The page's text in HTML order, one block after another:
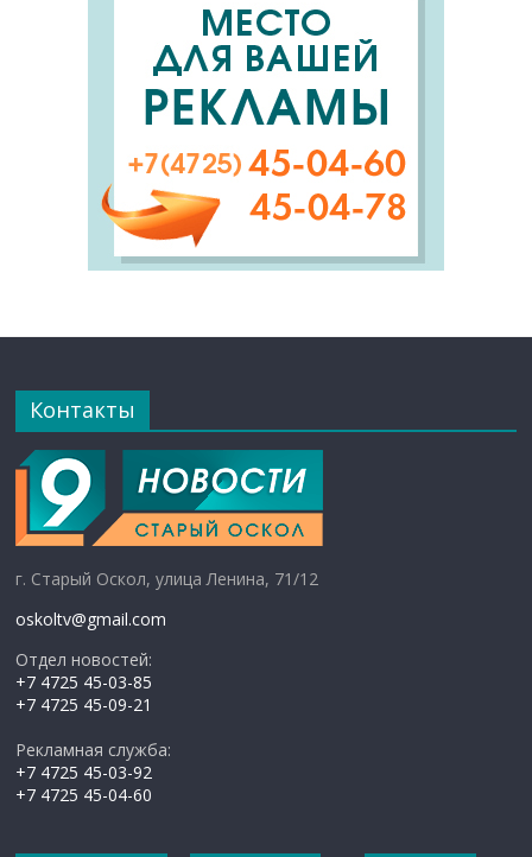
Контакты
г. Старый Оскол, улица Ленина, 71/12
oskoltv@gmail.com
Отдел новостей:
+7 4725 45-03-85
+7 4725 45-09-21
Рекламная служба:
+7 4725 45-03-92
+7 4725 45-04-60